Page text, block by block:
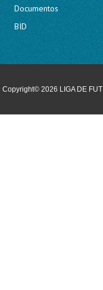
Documentos
BID
Copyright© 2026 LIGA DE